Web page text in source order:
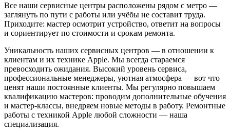
Все наши сервисные центры расположены рядом с метро —
заглянуть по пути с работы или учёбы не составит труда.
Приходите: мастер осмотрит устройство, ответит на вопросы
и сориентирует по стоимости и срокам ремонта.
Уникальность наших сервисных центров — в отношении к
клиентам и их технике Apple. Мы всегда стараемся
превосходить ожидания. Высокий уровень сервиса,
профессиональные менеджеры, уютная атмосфера — вот что
ценят наши постоянные клиенты. Мы регулярно повышаем
квалификацию мастеров: проводим дополнительные обучения
и мастер-классы, внедряем новые методы в работу. Ремонтные
работы с техникой Apple любой сложности — наша
специализация.